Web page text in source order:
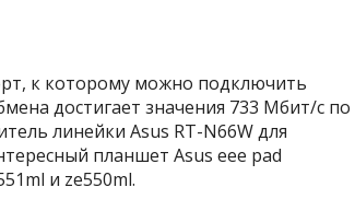
к которому можно подключить
достигает значения 733 Мбит/с по
линейки Asus RT-N66W для
планшет Asus eee pad
и ze550ml.